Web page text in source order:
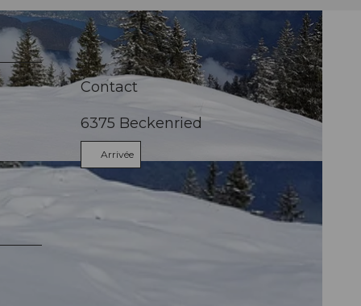
Contact
6375 Beckenried
Arrivée